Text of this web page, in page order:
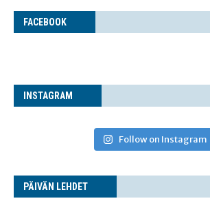
FACE­BOOK
INS­TA­GRAM
Follow on Instagram
PÄI­VÄN LEHDET